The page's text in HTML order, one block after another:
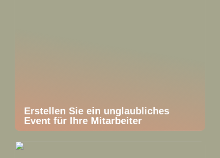
Erstellen Sie ein unglaubliches
Event für Ihre Mitarbeiter